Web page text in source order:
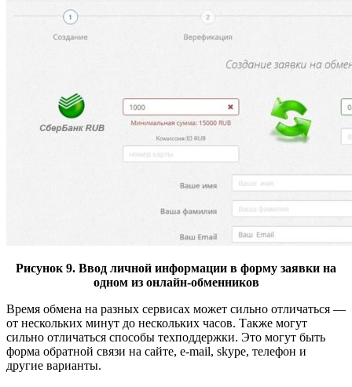
Рисунок 9. Ввод личной информации в форму заявки на
одном из онлайн-обменников
Время обмена на разных сервисах может сильно отличаться —
от нескольких минут до нескольких часов. Также могут
сильно отличаться способы техподдержки. Это могут быть
форма обратной связи на сайте, e-mail, skype, телефон и
другие варианты.